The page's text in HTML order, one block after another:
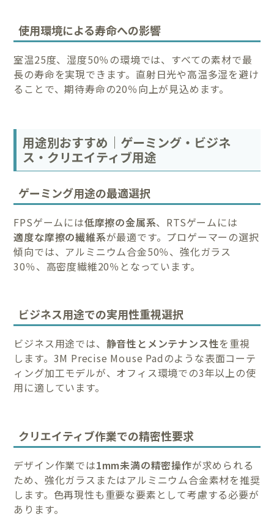
使用環境による寿命への影響
室温25度、湿度50％の環境では、すべての素材で最
長の寿命を実現できます。直射日光や高温多湿を避け
ることで、期待寿命の20％向上が見込めます。
用途別おすすめ｜ゲーミング・ビジネ
ス・クリエイティブ用途
ゲーミング用途の最適選択
FPSゲームには低摩擦の金属系、RTSゲームには
適度な摩擦の繊維系が最適です。プロゲーマーの選択
傾向では、アルミニウム合金50％、強化ガラス
30％、高密度繊維20％となっています。
ビジネス用途での実用性重視選択
ビジネス用途では、 静音性とメンテナンス性を重視
します。3M Precise Mouse Padのような表面コーテ
ィング加工モデルが、オフィス環境での3年以上の使
用に適しています。
クリエイティブ作業での精密性要求
デザイン作業では1mm未満の精密操作が求められる
ため、強化ガラスまたはアルミニウム合金素材を推奨
します。色再現性も重要な要素として考慮する必要が
あります。